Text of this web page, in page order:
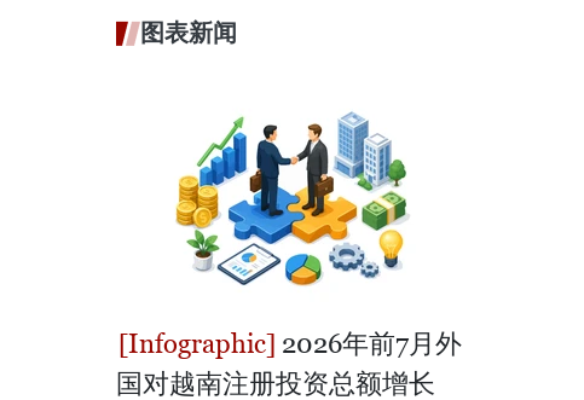
图表新闻
2026年前7月外
国对越南注册投资总额增长